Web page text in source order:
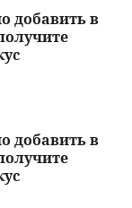
добавить в
добавить в